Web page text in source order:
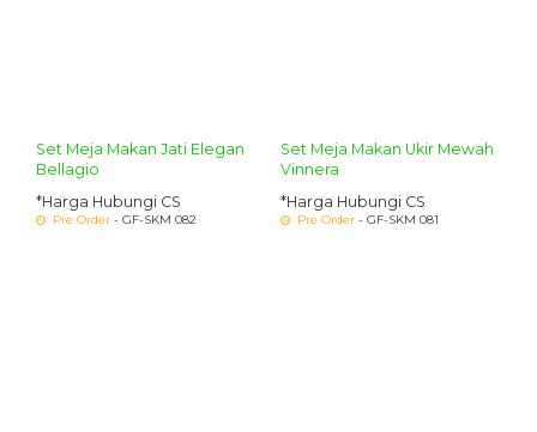
Set Meja Makan Jati Elegan
Bellagio
*Harga Hubungi CS
Pre Order - GF-SKM 082
Set Meja Makan Ukir Mewah
Vinnera
*Harga Hubungi CS
Pre Order - GF-SKM 081